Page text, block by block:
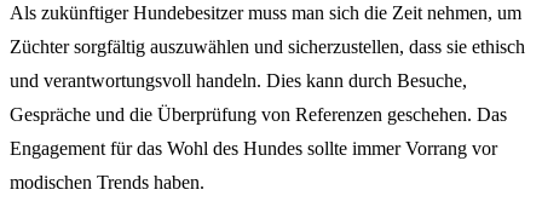
Als zukünftiger Hundebesitzer muss man sich die Zeit nehmen, um
Züchter sorgfältig auszuwählen und sicherzustellen, dass sie ethisch
und verantwortungsvoll handeln. Dies kann durch Besuche,
Gespräche und die Überprüfung von Referenzen geschehen. Das
Engagement für das Wohl des Hundes sollte immer Vorrang vor
modischen Trends haben.